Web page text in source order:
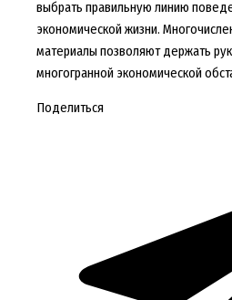
выбрать правильную линию
экономической жизни.
материалы позволяют держать
многогранной экономической
Поделиться